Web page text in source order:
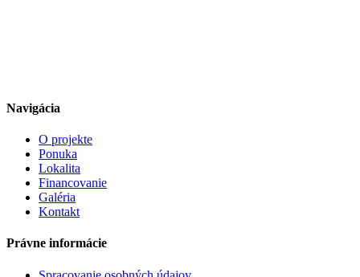
Navigácia
O projekte
Ponuka
Lokalita
Financovanie
Galéria
Kontakt
Právne informácie